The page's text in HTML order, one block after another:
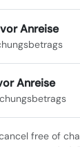
Anreise
Anreise
free of